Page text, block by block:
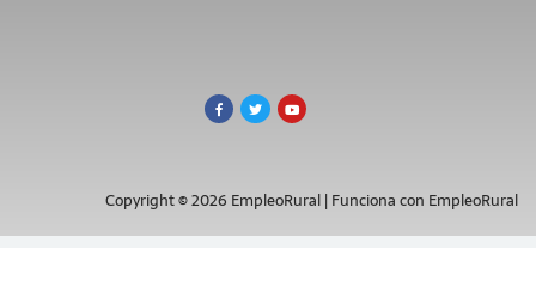
Copyright © 2026 EmpleoRural | Funciona con EmpleoRural